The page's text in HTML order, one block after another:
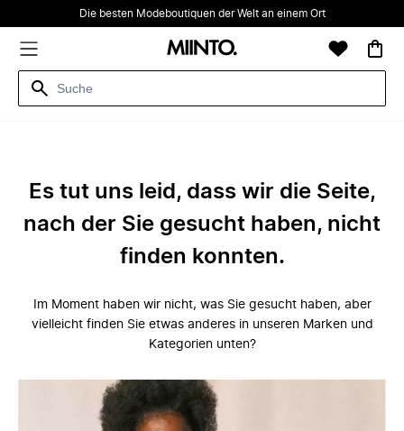
Die besten Modeboutiquen der Welt an einem Ort
Es tut uns leid, dass wir die Seite,
nach der Sie gesucht haben, nicht
finden konnten.
Im Moment haben wir nicht, was Sie gesucht haben, aber
vielleicht finden Sie etwas anderes in unseren Marken und
Kategorien unten?